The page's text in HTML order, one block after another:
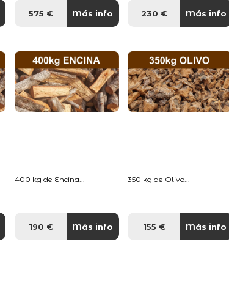
575 € Más info 230 € Más info
400 kg de Encina...
190 € Más info
350 kg de Olivo...
155 € Más info